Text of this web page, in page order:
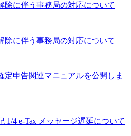
に伴う事務局の対応について
に伴う事務局の対応について
定申告関連マニュアルを公開しま
1/4 e-Tax メッセージ遅延について